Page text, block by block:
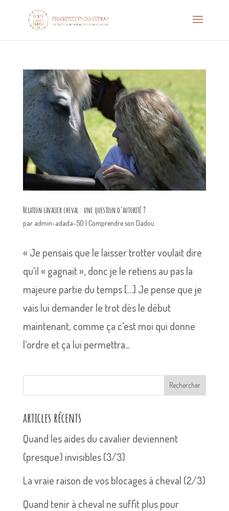
Relation cavalier cheval : une question d’autorité ?
par admin-adada-50 | Comprendre son Dadou
« Je pensais que le laisser trotter voulait dire
qu’il « gagnait », donc je le retiens au pas la
majeure partie du temps […] Je pense que je
vais lui demander le trot dès le début
maintenant, comme ça c’est moi qui donne
l’ordre et ça lui permettra...
Rechercher
articles récents
Quand les aides du cavalier deviennent
(presque) invisibles (3/3)
La vraie raison de vos blocages à cheval (2/3)
Quand tenir à cheval ne suffit plus pour